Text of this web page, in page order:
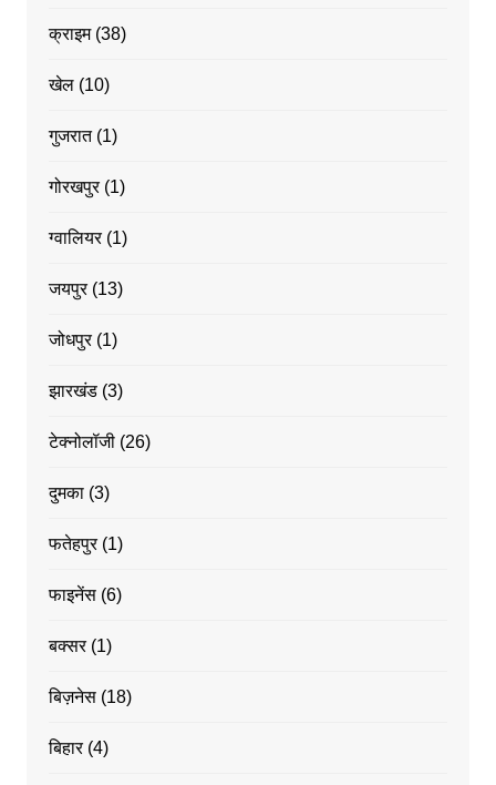
क्राइम(38)
खेल(10)
गुजरात(1)
गोरखपुर(1)
ग्वालियर(1)
जयपुर(13)
जोधपुर(1)
झारखंड(3)
टेक्नोलॉजी(26)
दुमका(3)
फतेहपुर(1)
फाइनेंस(6)
बक्सर(1)
बिज़नेस(18)
बिहार(4)